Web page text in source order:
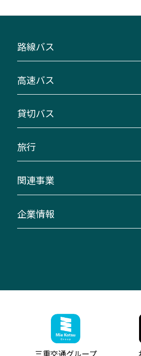
路線バス
主要停留所案内図・時刻表
路線バスのご利用方法
三重交通接近情報バスロケーシ
迂回・休止について
臨時バスについて
伊勢二見鳥羽周遊バスCANばす
「みえブルーライン」（三重大
神都ライナー
ミジュマルのラッピングバス（
参宮バス
高速バス
南紀・VISON～横浜・東京・埼玉
伊賀～名古屋
南紀～VISON～名古屋
湯の山温泉～名古屋
桑名・長島温泉・金城ふ頭駅～
（休止中）
お客様駐車場のご案内
アイコンの説明
インターネット予約
貸切バス
貸切バスのご利用について
お問い合わせ
旅行
貸切バス団体旅行
美し国周遊ばす
関連事業
自家用自動車車両運行管理
ザ・バスコレクション三重交通
三重交通公式グッズ
企業情報
ファンコーナー
お問い合わせ
お知らせ・最新情報一覧